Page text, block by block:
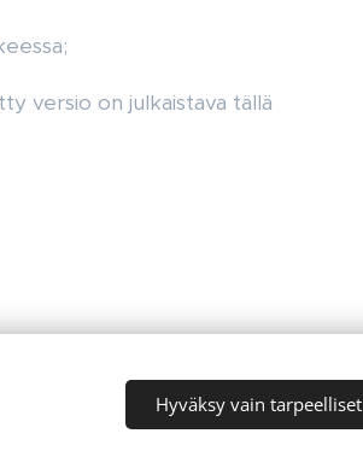
versio on julkaistava tällä
Hyväksy vain tarpeelliset